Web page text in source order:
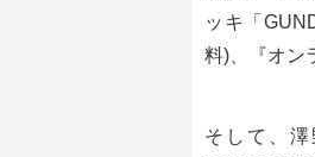
ッキ「
料)、『オン
そして、